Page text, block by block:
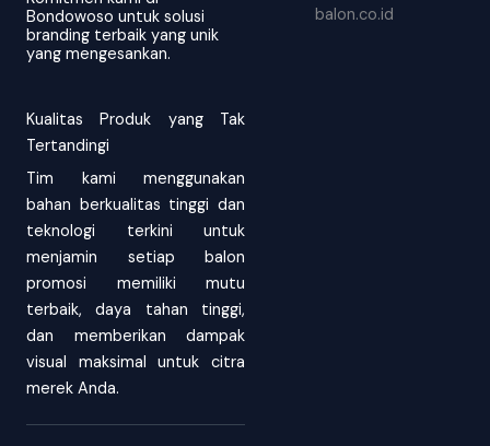
Bondowoso untuk solusi
branding terbaik yang unik
yang mengesankan.
Kualitas Produk yang Tak
Tertandingi
Tim kami menggunakan
bahan berkualitas tinggi dan
teknologi terkini untuk
menjamin setiap balon
promosi memiliki mutu
terbaik, daya tahan tinggi,
dan memberikan dampak
visual maksimal untuk citra
merek Anda.